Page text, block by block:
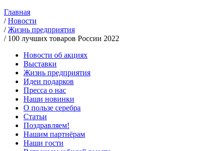
Главная
/Новости
/Жизнь предприятия
/ 100 лучших товаров России 2022
Новости об акциях
Выставки
Жизнь предприятия
Идеи подарков
Пресса о нас
Наши новинки
О пользе серебра
Статьи
Поздравляем!
Нашим партнёрам
Наши гости